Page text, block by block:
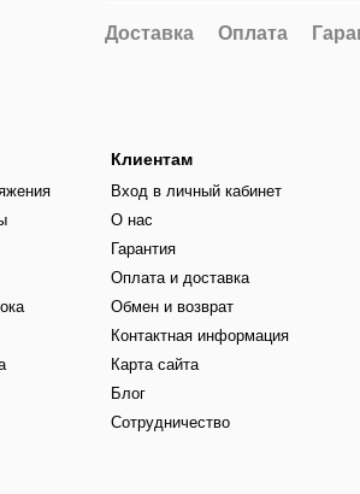
Доставка Оплата
Клиентам
Вход в личный кабинет
О нас
Гарантия
Оплата и доставка
Обмен и возврат
Контактная информация
Карта сайта
Блог
Сотрудничество